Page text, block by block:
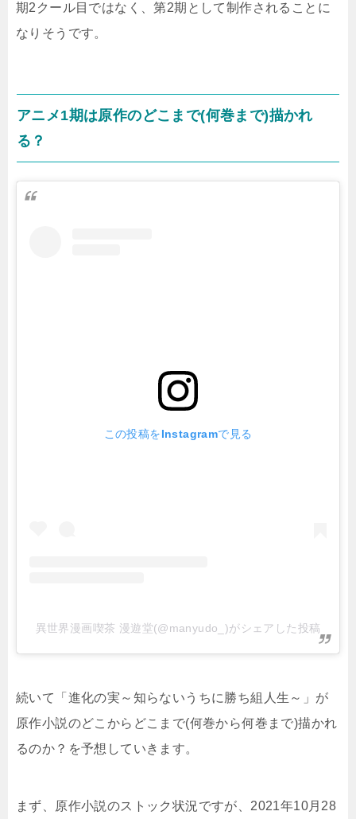
期2クール目ではなく、第2期として制作されることに
なりそうです。
アニメ1期は原作のどこまで(何巻まで)描かれ
る？
この投稿をInstagramで見る
異世界漫画喫茶 漫遊堂(@manyudo_)がシェアした投稿
続いて「進化の実～知らないうちに勝ち組人生～」が
原作小説のどこからどこまで(何巻から何巻まで)描かれ
るのか？を予想していきます。
まず、原作小説のストック状況ですが、2021年10月28